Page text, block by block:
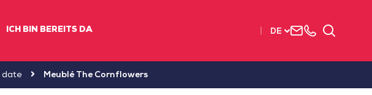
ICH BIN BEREITS DA DE
Uns+33Suchen
date Meublé The Cornflowers